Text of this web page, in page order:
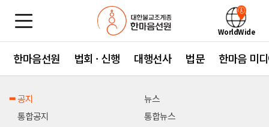
WorldWide
한마음선원 법회 · 신행 대행선사 법문 한마음 미
공지
뉴스
통합공지
통합뉴스